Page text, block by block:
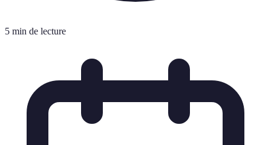
5 min de lecture